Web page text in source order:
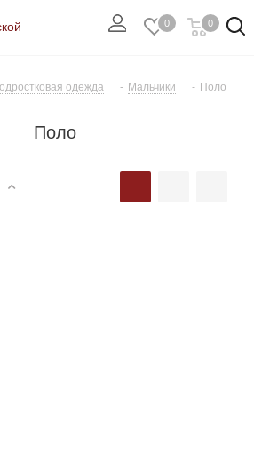
0 0
одежда - Мальчики - Поло
Поло